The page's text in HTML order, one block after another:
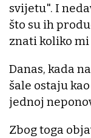
svijetu". I
što su ih
znati koliko
Danas, kada
šale ostaju
jednoj
Zbog toga